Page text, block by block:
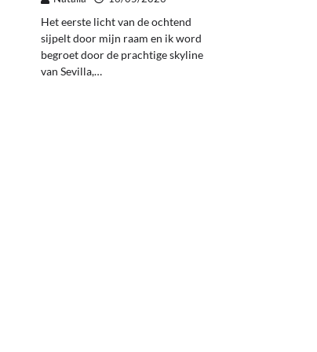
Het eerste licht van de ochtend
sijpelt door mijn raam en ik word
begroet door de prachtige skyline
van Sevilla,…